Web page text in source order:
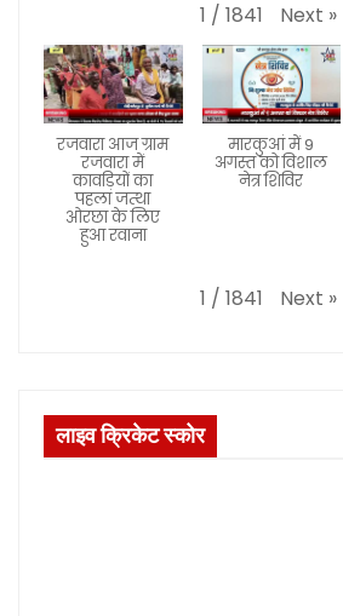
1 / 1841 Next »
रजवारा आज ग्राम
रजवारा में
कावड़ियों का
पहला जत्था
ओरछा के लिए
हुआ रवाना
मारकुआं में 9
अगस्त को विशाल
नेत्र शिविर
1 / 1841 Next »
लाइव क्रिकेट स्कोर